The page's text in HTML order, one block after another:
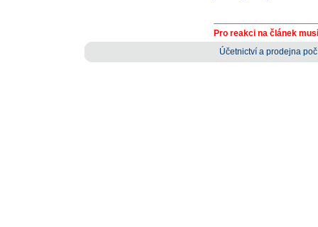
Pro reakci na článek
Účetnictví a prodejna